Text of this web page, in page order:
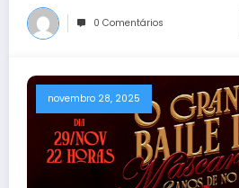
0 Comentários
novembro 28, 2025